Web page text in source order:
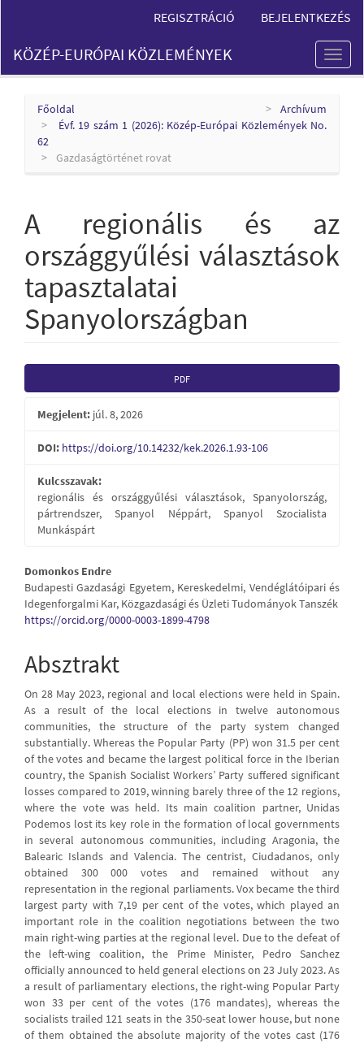
Content
Sidebar
REGISZTRÁCIÓ BEJELENTKEZÉS
Toggle
KÖZÉP-EURÓPAI KÖZLEMÉNYEK
Főoldal
Archívum
Évf. 19 szám 1 (2026): Közép-Európai Közlemények No.
62
Gazdaságtörténet rovat
A regionális és az
országgyűlési választások
tapasztalatai
Spanyolországban
Article
Sidebar
PDF
Megjelent: júl. 8, 2026
DOI: https://doi.org/10.14232/kek.2026.1.93-106
Kulcsszavak:
regionális és országgyűlési választások, Spanyolország,
pártrendszer, Spanyol Néppárt, Spanyol Szocialista
Munkáspárt
Main
Article
Content
Domonkos Endre
Budapesti Gazdasági Egyetem, Kereskedelmi, Vendéglátóipari és
Idegenforgalmi Kar, Közgazdasági és Üzleti Tudományok Tanszék
https://orcid.org/0000-0003-1899-4798
Absztrakt
On 28 May 2023, regional and local elections were held in Spain.
As a result of the local elections in twelve autonomous
communities, the structure of the party system changed
substantially. Whereas the Popular Party (PP) won 31.5 per cent
of the votes and became the largest political force in the Iberian
country, the Spanish Socialist Workers’ Party suffered significant
losses compared to 2019, winning barely three of the 12 regions,
where the vote was held. Its main coalition partner, Unidas
Podemos lost its key role in the formation of local governments
in several autonomous communities, including Aragonia, the
Balearic Islands and Valencia. The centrist, Ciudadanos, only
obtained 300 000 votes and remained without any
representation in the regional parliaments. Vox became the third
largest party with 7,19 per cent of the votes, which played an
important role in the coalition negotiations between the two
main right-wing parties at the regional level. Due to the defeat of
the left-wing coalition, the Prime Minister, Pedro Sanchez
officially announced to held general elections on 23 July 2023. As
a result of parliamentary elections, the right-wing Popular Party
won 33 per cent of the votes (176 mandates), whereas the
socialists trailed 121 seats in the 350-seat lower house, but none
of them obtained the absolute majority of the votes cast (176